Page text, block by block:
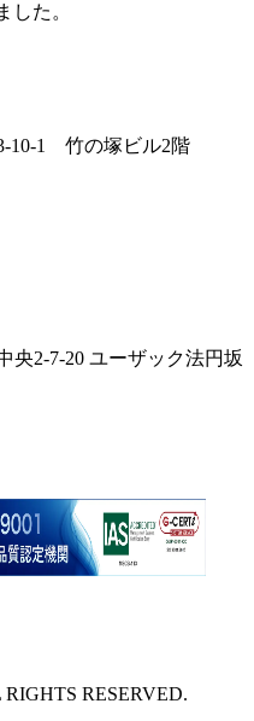
した。
10-1 竹の塚ビル2階
央2-7-20 ユーザック法円坂
RESERVED.